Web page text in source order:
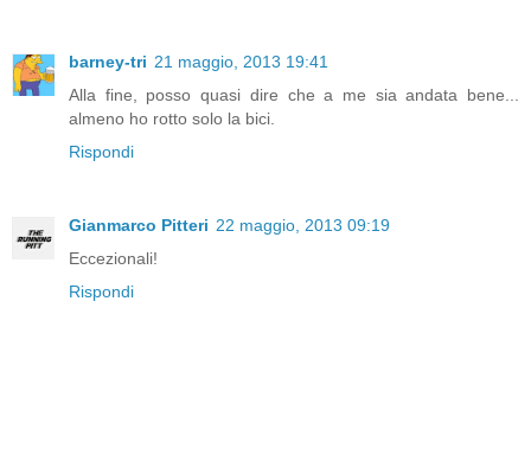
barney-tri 21 maggio, 2013 19:41
Alla fine, posso quasi dire che a me sia andata bene...
almeno ho rotto solo la bici.
Rispondi
Gianmarco Pitteri 22 maggio, 2013 09:19
Eccezionali!
Rispondi